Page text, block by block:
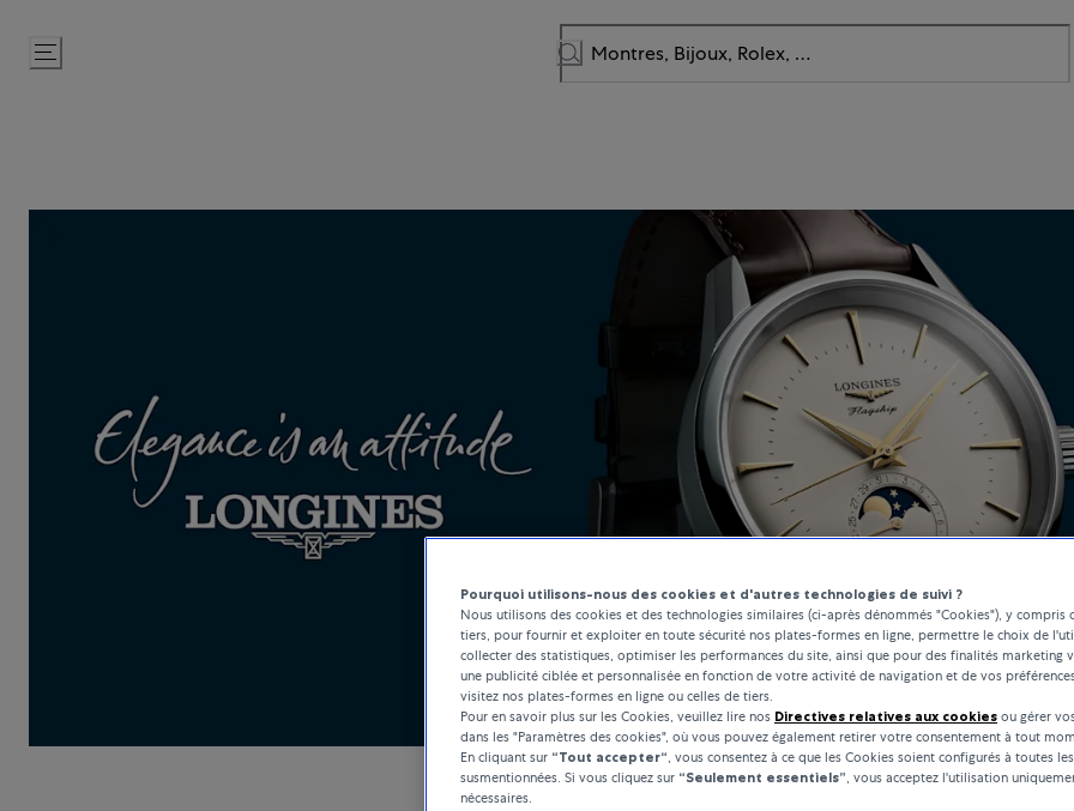
Passer
au
Pourquoi utilisons-nous des cookies et d'autres technologies de suivi ?
Nous utilisons des cookies et des technologies similaires (ci-après dénommés "Cookies"), y compris
tiers, pour fournir et exploiter en toute sécurité nos plates-formes en ligne, permettre le choix de
collecter des statistiques, optimiser les performances du site, ainsi que pour des finalités marketing
une publicité ciblée et personnalisée en fonction de votre activité de navigation et de vos
visitez nos plates-formes en ligne ou celles de tiers.
Pour en savoir plus sur les Cookies, veuillez lire nos Directives relatives aux cookies ou gérer
dans les "Paramètres des cookies", où vous pouvez également retirer votre consentement à tout
En cliquant sur “Tout accepter“, vous consentez à ce que les Cookies soient configurés à toutes
susmentionnées. Si vous cliquez sur “Seulement essentiels”, vous acceptez l'utilisation
nécessaires.